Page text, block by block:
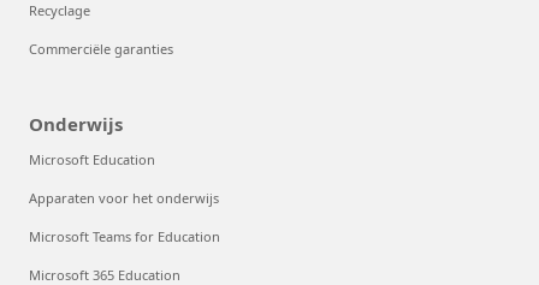
Recyclage
Commerciële garanties
Onderwijs
Microsoft Education
Apparaten voor het onderwijs
Microsoft Teams for Education
Microsoft 365 Education